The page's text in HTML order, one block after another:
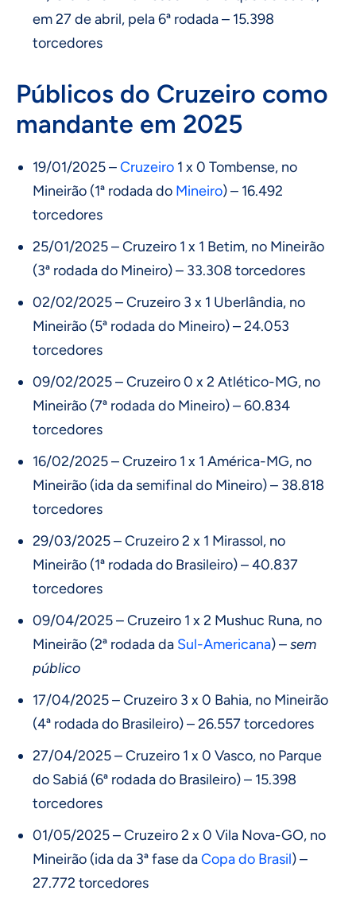
em 27 de abril, pela 6ª rodada – 15.398
torcedores
Públicos do Cruzeiro como
mandante em 2025
19/01/2025 –Cruzeiro 1 x 0 Tombense, no
Mineirão (1ª rodada do Mineiro) – 16.492
torcedores
25/01/2025 – Cruzeiro 1 x 1 Betim, no Mineirão
(3ª rodada do Mineiro) – 33.308 torcedores
02/02/2025 – Cruzeiro 3 x 1 Uberlândia, no
Mineirão (5ª rodada do Mineiro) – 24.053
torcedores
09/02/2025 – Cruzeiro 0 x 2 Atlético-MG, no
Mineirão (7ª rodada do Mineiro) – 60.834
torcedores
16/02/2025 – Cruzeiro 1 x 1 América-MG, no
Mineirão (ida da semifinal do Mineiro) – 38.818
torcedores
29/03/2025 – Cruzeiro 2 x 1 Mirassol, no
Mineirão (1ª rodada do Brasileiro) – 40.837
torcedores
09/04/2025 – Cruzeiro 1 x 2 Mushuc Runa, no
Mineirão (2ª rodada da Sul-Americana) –sem
público
17/04/2025 – Cruzeiro 3 x 0 Bahia, no Mineirão
(4ª rodada do Brasileiro) – 26.557 torcedores
27/04/2025 – Cruzeiro 1 x 0 Vasco, no Parque
do Sabiá (6ª rodada do Brasileiro) – 15.398
torcedores
01/05/2025 – Cruzeiro 2 x 0 Vila Nova-GO, no
Mineirão (ida da 3ª fase daCopa do Brasil) –
27.772 torcedores